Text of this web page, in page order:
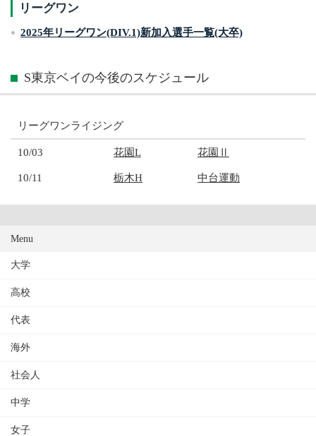
リーグワン
2025年リーグワン(DIV.1)新加入選手一覧(大卒)
S東京ベイの今後のスケジュール
リーグワンライジング
10/03 花園L 花園Ⅱ
10/11 栃木H 中台運動
Menu
大学
高校
代表
海外
社会人
中学
女子